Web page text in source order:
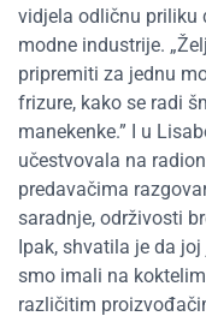
vidjela odličnu priliku
modne industrije.
pripremiti za jednu
frizure, kako se radi
manekenke.” I u
učestvovala na
predavačima
saradnje, održivosti
Ipak, shvatila je da
smo imali na
različitim